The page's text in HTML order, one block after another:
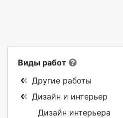
Виды работ
Другие работы
Дизайн и интерьер
Дизайн интерьера